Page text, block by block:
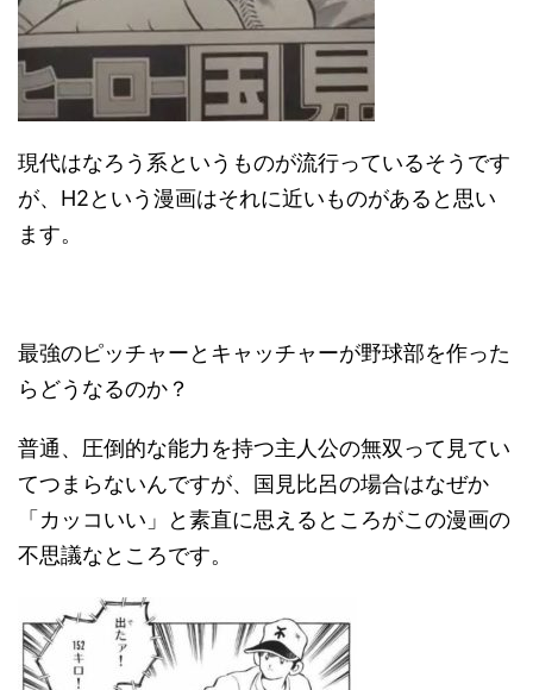
現代はなろう系というものが流行っているそうです
が、H2という漫画はそれに近いものがあると思い
ます。
最強のピッチャーとキャッチャーが野球部を作った
らどうなるのか？
普通、圧倒的な能力を持つ主人公の無双って見てい
てつまらないんですが、国見比呂の場合はなぜか
「カッコいい」と素直に思えるところがこの漫画の
不思議なところです。